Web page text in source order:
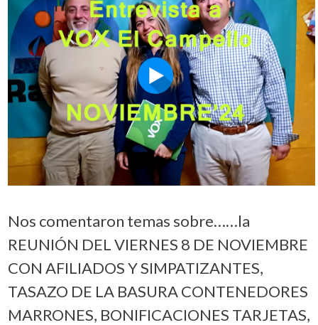
Nos comentaron temas sobre……la
REUNIÓN DEL VIERNES 8 DE NOVIEMBRE
CON AFILIADOS Y SIMPATIZANTES,
TASAZO DE LA BASURA CONTENEDORES
MARRONES, BONIFICACIONES TARJETAS,